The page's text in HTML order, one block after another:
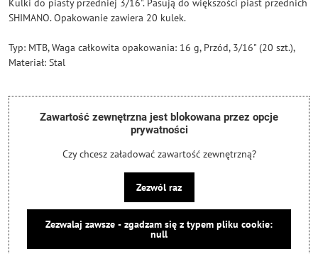
Kulki do piasty przedniej 3/16". Pasują do większości piast przednich
SHIMANO. Opakowanie zawiera 20 kulek.
Typ: MTB, Waga całkowita opakowania: 16 g, Przód, 3/16" (20 szt.),
Materiał: Stal
Zawartość zewnętrzna jest blokowana przez opcje
prywatności
Czy chcesz załadować zawartość zewnętrzną?
Zezwól raz
Zezwalaj zawsze - zgadzam się z typem pliku cookie:
null